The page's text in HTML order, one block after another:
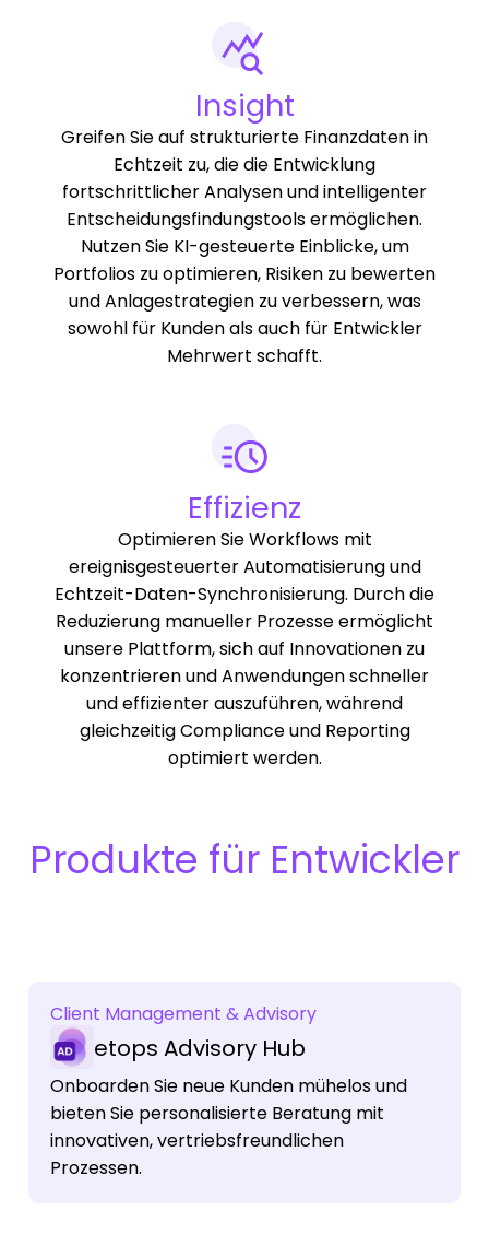
Insight
Greifen Sie auf strukturierte Finanzdaten in
Echtzeit zu, die die Entwicklung
fortschrittlicher Analysen und intelligenter
Entscheidungsfindungstools ermöglichen.
Nutzen Sie KI-gesteuerte Einblicke, um
Portfolios zu optimieren, Risiken zu bewerten
und Anlagestrategien zu verbessern, was
sowohl für Kunden als auch für Entwickler
Mehrwert schafft.
Effizienz
Optimieren Sie Workflows mit
ereignisgesteuerter Automatisierung und
Echtzeit-Daten-Synchronisierung. Durch die
Reduzierung manueller Prozesse ermöglicht
unsere Plattform, sich auf Innovationen zu
konzentrieren und Anwendungen schneller
und effizienter auszuführen, während
gleichzeitig Compliance und Reporting
optimiert werden.
Produkte für Entwickler
Client Management & Advisory
etops Advisory Hub
Onboarden Sie neue Kunden mühelos und
bieten Sie personalisierte Beratung mit
innovativen, vertriebsfreundlichen
Prozessen.